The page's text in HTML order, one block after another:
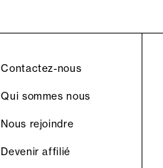
Contactez-nous
Qui sommes nous
Nous rejoindre
Devenir affilié